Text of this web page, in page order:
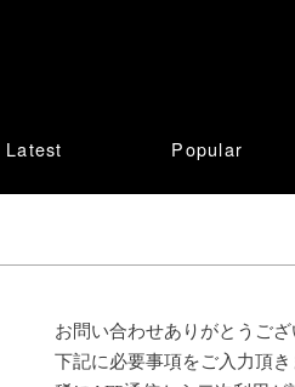
Latest Popular
お問い合わせありがとうござ
下記に必要事項をご入力頂